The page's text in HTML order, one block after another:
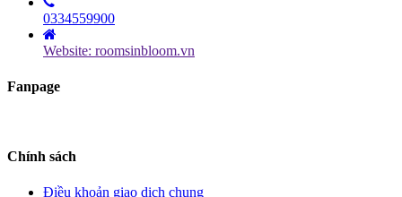
0334559900
Website: roomsinbloom.vn
Fanpage
Chính sách
Điều khoản giao dịch chung